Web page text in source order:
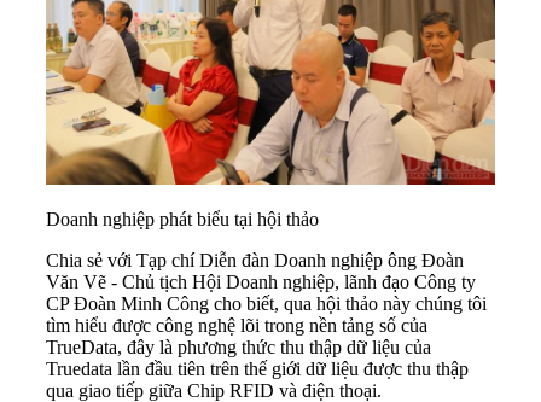
Doanh nghiệp phát biểu tại hội thảo
Chia sẻ với Tạp chí Diễn đàn Doanh nghiệp ông Đoàn
Văn Vẽ - Chủ tịch Hội Doanh nghiệp, lãnh đạo Công ty
CP Đoàn Minh Công cho biết, qua hội thảo này chúng tôi
tìm hiểu được công nghệ lõi trong nền tảng số của
TrueData, đây là phương thức thu thập dữ liệu của
Truedata lần đầu tiên trên thế giới dữ liệu được thu thập
qua giao tiếp giữa Chip RFID và điện thoại.